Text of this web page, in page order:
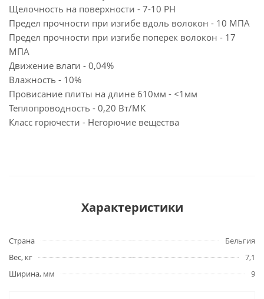
Щелочность на поверхности - 7-10 PH
Предел прочности при изгибе вдоль волокон - 10 МПА
Предел прочности при изгибе поперек волокон - 17
МПА
Движение влаги - 0,04%
Влажность - 10%
Провисание плиты на длине 610мм - <1мм
Теплопроводность - 0,20 Вт/МК
Класс горючести - Негорючие вещества
Характеристики
Страна
Бельгия
Вес, кг
7,1
Ширина, мм
9